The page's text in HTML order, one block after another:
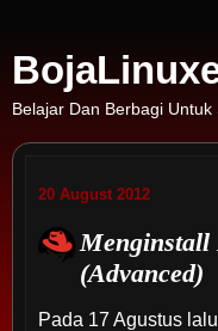
Belajar Dan Berbagi Untuk
20 August 2012
Menginstall
(Advanced)
Pada 17 Agustus